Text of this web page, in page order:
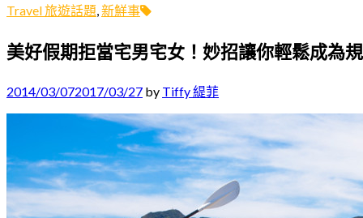
Travel 旅遊話題,新鮮事
美好假期拒當宅男宅女！妙招讓你輕鬆成為
2014/03/072017/03/27 by Tiffy 緹菲